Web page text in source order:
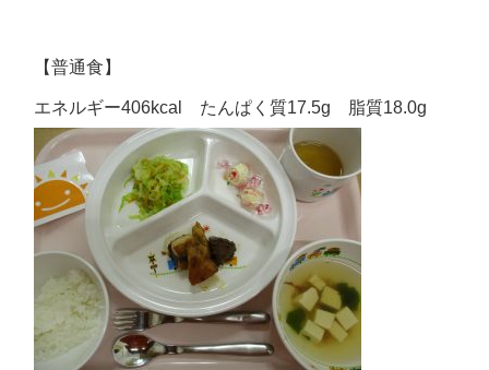
【普通食】
エネルギー406kcal たんぱく質17.5g 脂質18.0g